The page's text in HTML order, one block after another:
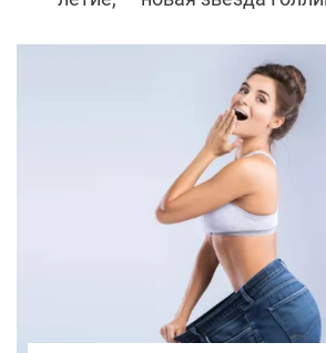
внешние данные. Многие
Суини добилась успеха
таланта. А в июле Сидни
рекламе джинсов,
неоднозначную реакцию:
увидели в ней пропаганду
игры слов jeans
(«гены»). Мы провели
выяснили, насколько
у актрисы.